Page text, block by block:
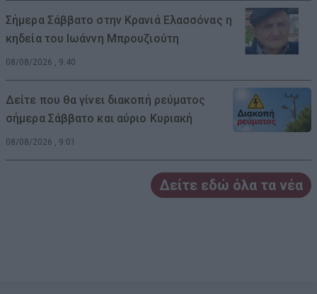
Σήμερα Σάββατο στην Κρανιά Ελασσόνας η
κηδεία του Ιωάννη Μπρουζιούτη
08/08/2026 , 9:40
Δείτε που θα γίνει διακοπή ρεύματος
σήμερα Σάββατο και αύριο Κυριακή
08/08/2026 , 9:01
Δείτε εδώ όλα τα νέα